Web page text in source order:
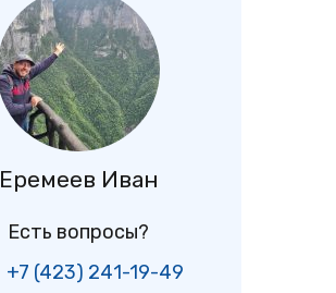
Еремеев Иван
Есть вопросы?
+7 (423) 241-19-49